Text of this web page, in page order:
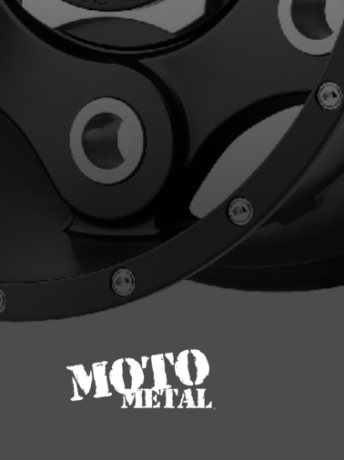
ne convenant parfaitement à votre recherche
vous aider à trouver le produit qu'il vous faut.